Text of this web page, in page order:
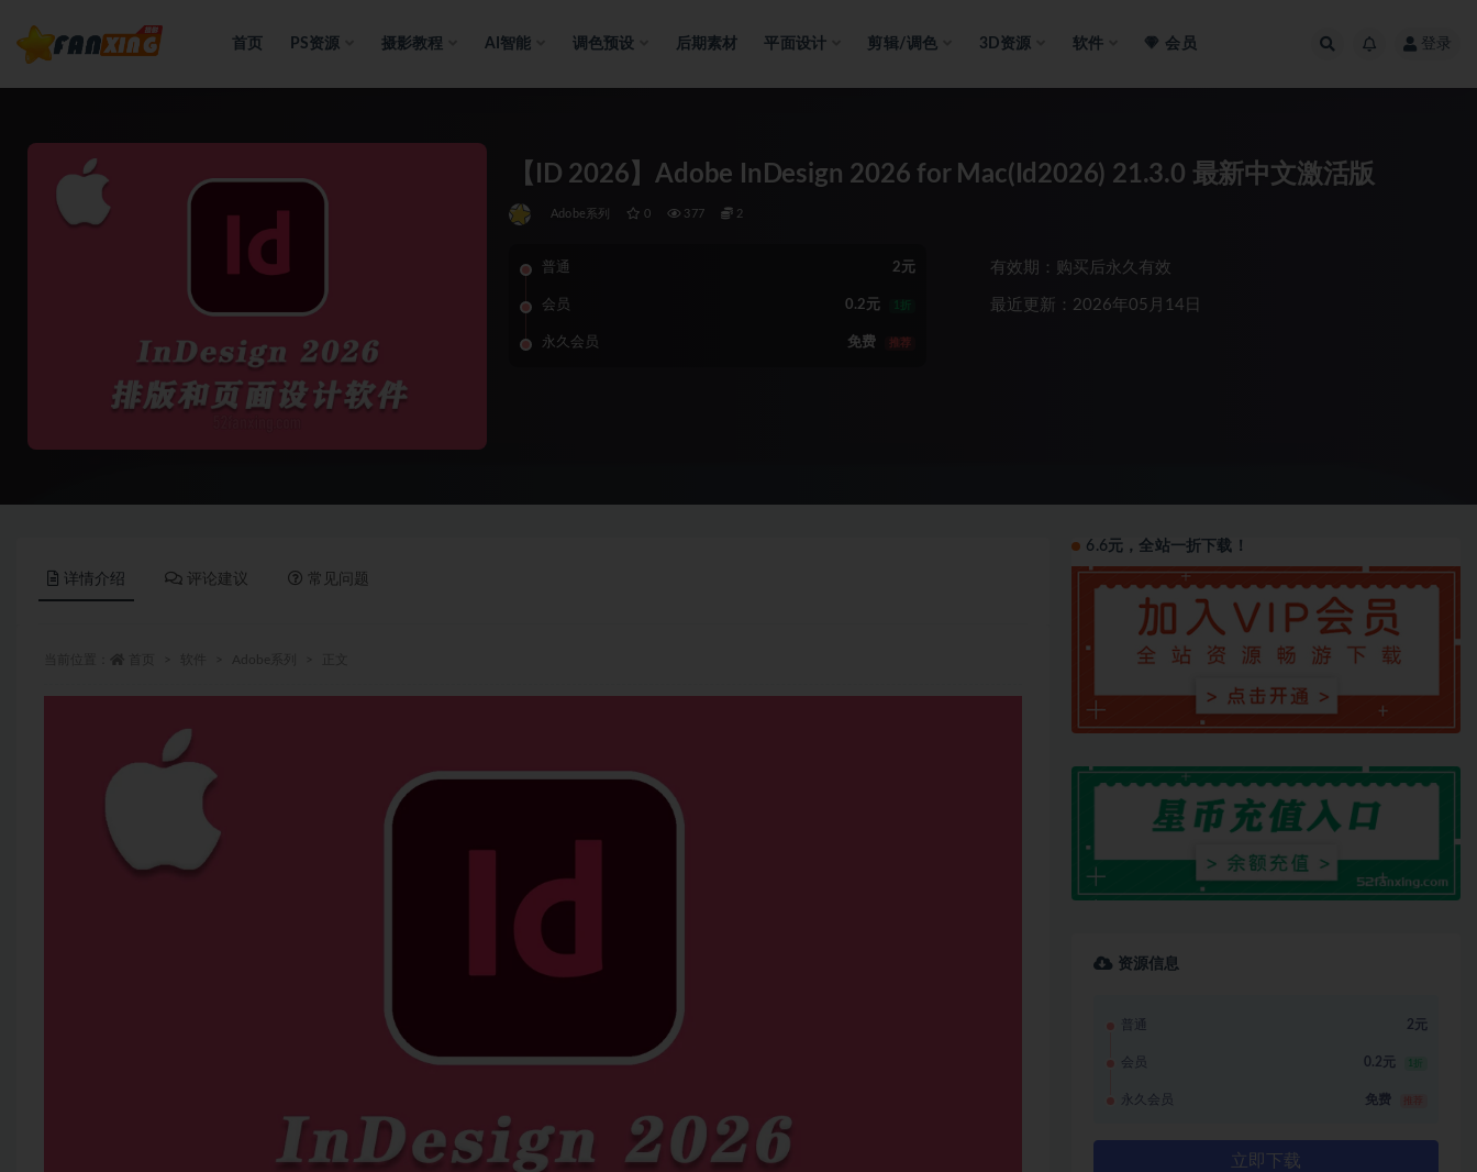
首页 PS资源 摄影教程 AI智能 调色预设 后期素材 平面设计 剪辑/调色 3D资源 软件 会员 登录
【ID 2026】Adobe InDesign 2026 for Mac(Id2026) 21.3.0 最新中文激活版
Adobe系列 0 377 2
普通 2元
会员 0.2元 1折
永久会员 免费 推荐
有效期：购买后永久有效
最近更新：2026年05月14日
详情介绍 评论建议 常见问题
6.6元，全站一折下载！
资源信息
普通 2元
会员 0.2元 1折
永久会员 免费
立即下载